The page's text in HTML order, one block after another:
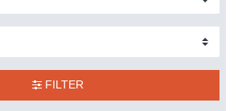
FILTER